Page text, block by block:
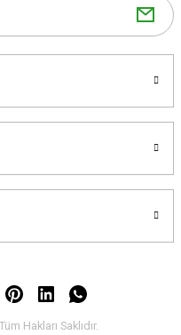
Hakları Saklıdır.